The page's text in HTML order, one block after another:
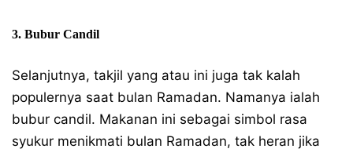
3. Bubur Candil
Selanjutnya, takjil yang atau ini juga tak kalah
populernya saat bulan Ramadan. Namanya ialah
bubur candil. Makanan ini sebagai simbol rasa
syukur menikmati bulan Ramadan, tak heran jika